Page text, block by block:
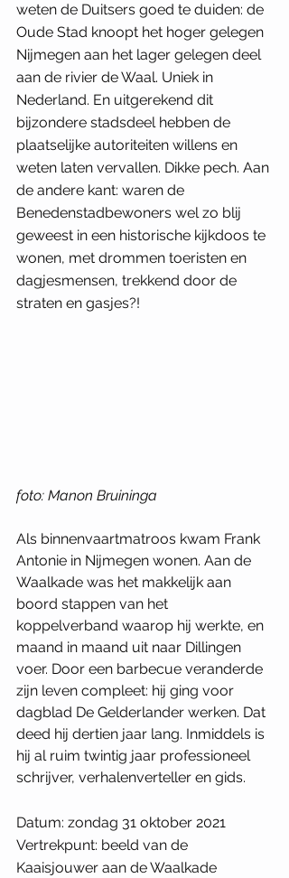
weten de Duitsers goed te duiden: de
Oude Stad knoopt het hoger gelegen
Nijmegen aan het lager gelegen deel
aan de rivier de Waal. Uniek in
Nederland. En uitgerekend dit
bijzondere stadsdeel hebben de
plaatselijke autoriteiten willens en
weten laten vervallen. Dikke pech. Aan
de andere kant: waren de
Benedenstadbewoners wel zo blij
geweest in een historische kijkdoos te
wonen, met drommen toeristen en
dagjesmensen, trekkend door de
straten en gasjes?!
foto: Manon Bruininga
Als binnenvaartmatroos kwam Frank
Antonie in Nijmegen wonen. Aan de
Waalkade was het makkelijk aan
boord stappen van het
koppelverband waarop hij werkte, en
maand in maand uit naar Dillingen
voer. Door een barbecue veranderde
zijn leven compleet: hij ging voor
dagblad De Gelderlander werken. Dat
deed hij dertien jaar lang. Inmiddels is
hij al ruim twintig jaar professioneel
schrijver, verhalenverteller en gids.
Datum: zondag 31 oktober 2021
Vertrekpunt: beeld van de
Kaaisjouwer aan de Waalkade